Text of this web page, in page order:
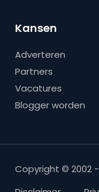
Kansen
Adverteren
Partners
Vacatures
Blogger worden
Copyright © 2002